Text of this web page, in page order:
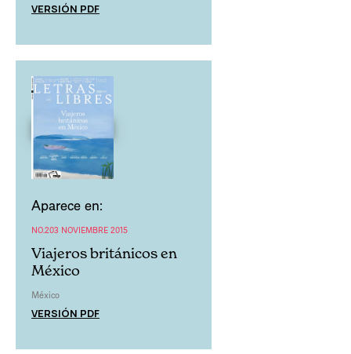
VERSIÓN PDF
Aparece en:
NO.203 NOVIEMBRE 2015
Viajeros británicos en
México
México
VERSIÓN PDF